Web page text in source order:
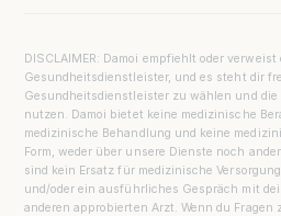
DISCLAIMER: Damoi empfiehlt oder
Gesundheitsdienstleister, und es steht dir
Gesundheitsdienstleister zu wählen und
nutzen. Damoi bietet keine medizinische
medizinische Behandlung und keine
Form, weder über unsere Dienste noch
sind kein Ersatz für medizinische
und/oder ein ausführliches Gespräch mit
anderen approbierten Arzt. Wenn du Fragen